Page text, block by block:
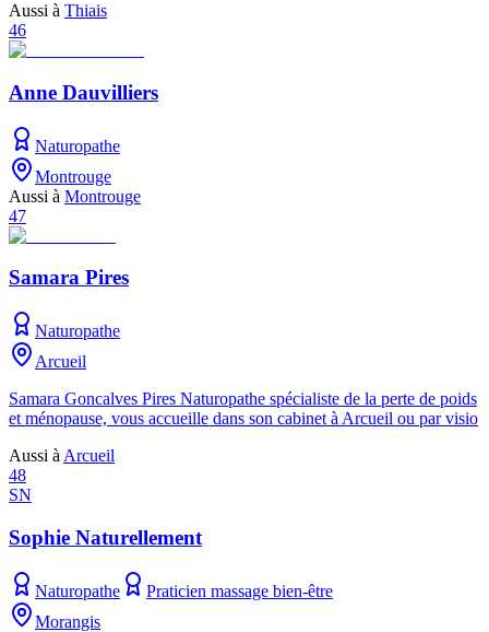
Aussi à Thiais
46
Anne Dauvilliers
Naturopathe
Montrouge
Aussi à Montrouge
47
Samara Pires
Naturopathe
Arcueil
Samara Goncalves Pires Naturopathe spécialiste de la perte de poids
et ménopause, vous accueille dans son cabinet à Arcueil ou par visio
Aussi à Arcueil
48
SN
Sophie Naturellement
Naturopathe
Praticien massage bien-être
Morangis